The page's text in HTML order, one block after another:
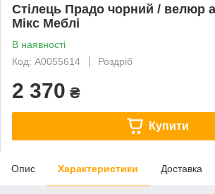
Стілець Прадо чорний / велюр
Мікс Меблі
В наявності
Код: А0055614
Роздріб
2 370 ₴
Купити
Опис Характеристики Доставка